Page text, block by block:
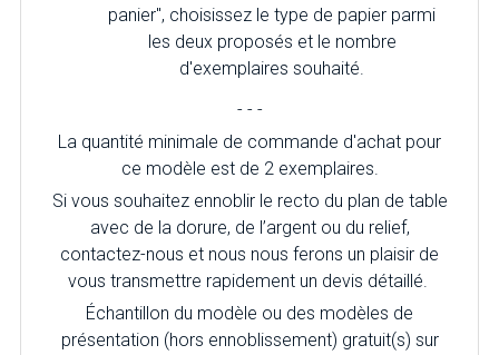
panier", choisissez le type de papier parmi
les deux proposés et le nombre
d'exemplaires souhaité.
- - -
La quantité minimale de commande d'achat pour
ce modèle est de 2 exemplaires.
Si vous souhaitez ennoblir le recto du plan de table
avec de la dorure, de l’argent ou du relief,
contactez-nous et nous nous ferons un plaisir de
vous transmettre rapidement un devis détaillé.
Échantillon du modèle ou des modèles de
présentation (hors ennoblissement) gratuit(s) sur